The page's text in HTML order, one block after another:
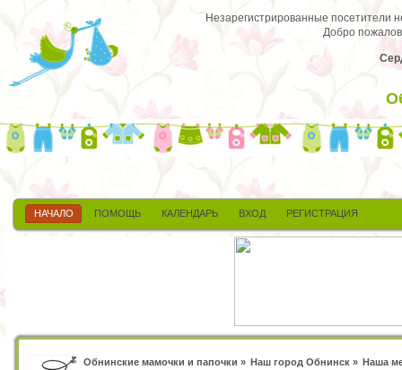
Незарегистрированные посетители
Добро
НАЧАЛО ПОМОЩЬ КАЛЕНДАРЬ ВХОД РЕГИСТРАЦИЯ
Обнинские мамочки и папочки » Наш город Обнинск» Наша